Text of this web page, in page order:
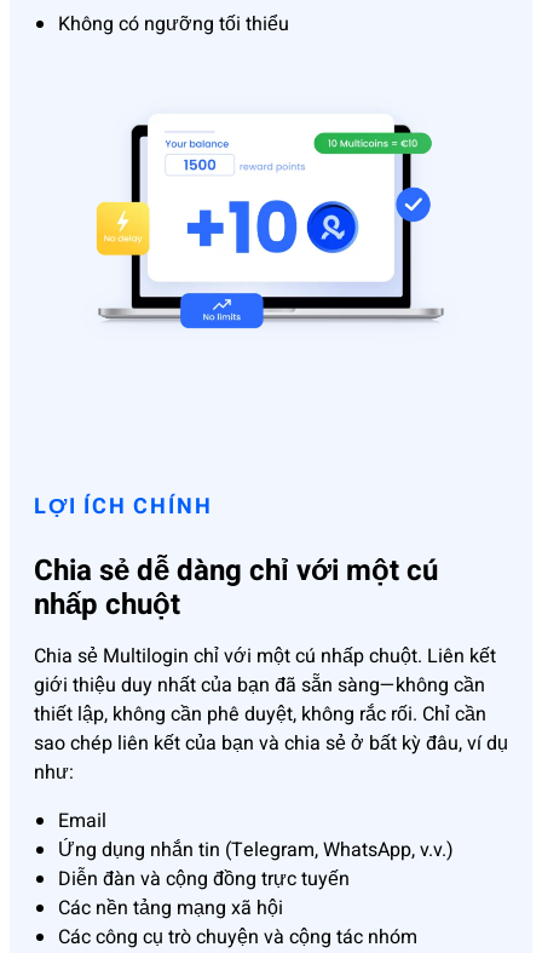
Không có ngưỡng tối thiểu
LỢI ÍCH CHÍNH
Chia sẻ dễ dàng chỉ với một cú
nhấp chuột
Chia sẻ Multilogin chỉ với một cú nhấp chuột. Liên kết
giới thiệu duy nhất của bạn đã sẵn sàng—không cần
thiết lập, không cần phê duyệt, không rắc rối. Chỉ cần
sao chép liên kết của bạn và chia sẻ ở bất kỳ đâu, ví dụ
như:
Email
Ứng dụng nhắn tin (Telegram, WhatsApp, v.v.)
Diễn đàn và cộng đồng trực tuyến
Các nền tảng mạng xã hội
Các công cụ trò chuyện và cộng tác nhóm